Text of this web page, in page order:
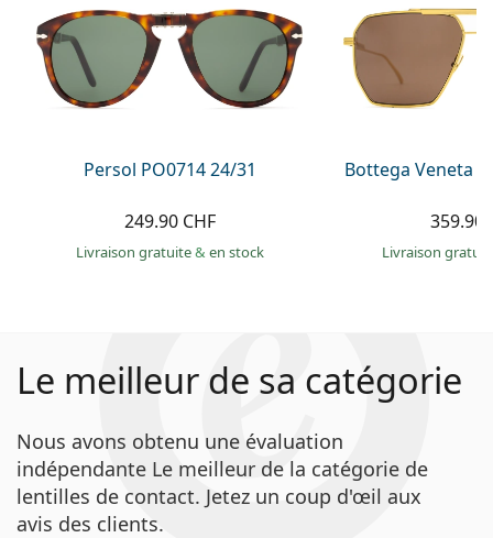
Persol PO0714 24/31
249.90 CHF
Livraison gratuite& en stock
Bottega Veneta
359.90
Livraison
Le meilleur de sa catégorie
Nous avons obtenu une évaluation
indépendante Le meilleur de la catégorie de
lentilles de contact. Jetez un coup d'œil aux
avis des clients.